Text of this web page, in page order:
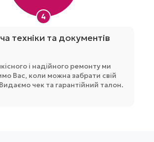
4
техніки та документів
і надійного ремонту ми
Вас, коли можна забрати свій
чек та гарантійний талон.